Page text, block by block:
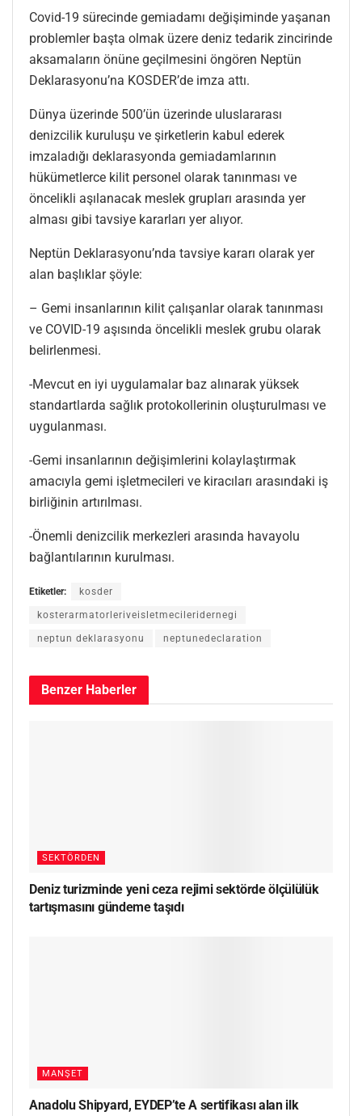
Covid-19 sürecinde gemiadamı değişiminde yaşanan
problemler başta olmak üzere deniz tedarik zincirinde
aksamaların önüne geçilmesini öngören Neptün
Deklarasyonu’na KOSDER’de imza attı.
Dünya üzerinde 500’ün üzerinde uluslararası
denizcilik kuruluşu ve şirketlerin kabul ederek
imzaladığı deklarasyonda gemiadamlarının
hükümetlerce kilit personel olarak tanınması ve
öncelikli aşılanacak meslek grupları arasında yer
alması gibi tavsiye kararları yer alıyor.
Neptün Deklarasyonu’nda tavsiye kararı olarak yer
alan başlıklar şöyle:
– Gemi insanlarının kilit çalışanlar olarak tanınması
ve COVID-19 aşısında öncelikli meslek grubu olarak
belirlenmesi.
-Mevcut en iyi uygulamalar baz alınarak yüksek
standartlarda sağlık protokollerinin oluşturulması ve
uygulanması.
-Gemi insanlarının değişimlerini kolaylaştırmak
amacıyla gemi işletmecileri ve kiracıları arasındaki iş
birliğinin artırılması.
-Önemli denizcilik merkezleri arasında havayolu
bağlantılarının kurulması.
Etiketler: kosder
kosterarmatorleriveisletmecileridernegi
neptun deklarasyonu neptunedeclaration
Benzer Haberler
SEKTÖRDEN
Deniz turizminde yeni ceza rejimi sektörde ölçülülük
tartışmasını gündeme taşıdı
MANŞET
Anadolu Shipyard, EYDEP’te A sertifikası alan ilk